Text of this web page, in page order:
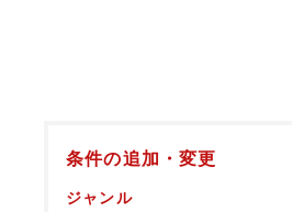
条件の追加・変更
ジャンル